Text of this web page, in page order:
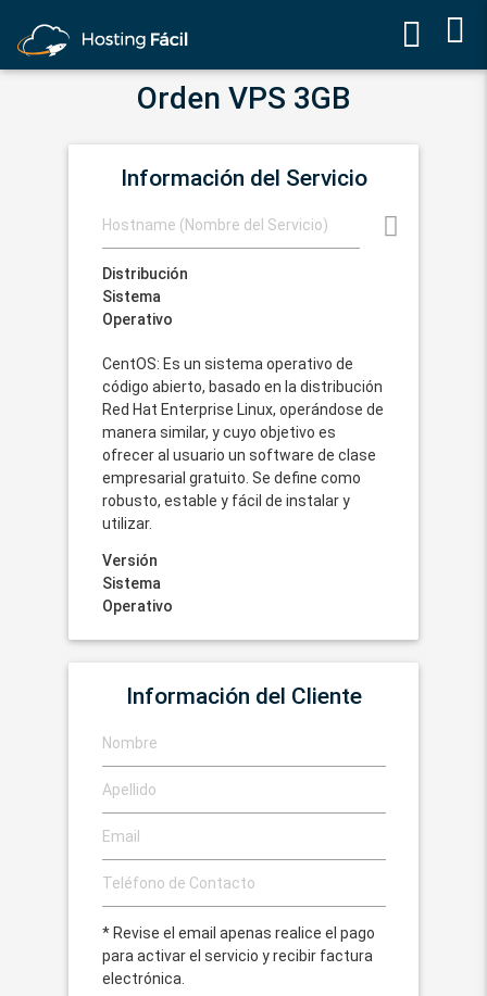
Orden VPS 3GB
Información del Servicio
Distribución
Sistema
Operativo
CentOS: Es un sistema operativo de
código abierto, basado en la distribución
Red Hat Enterprise Linux, operándose de
manera similar, y cuyo objetivo es
ofrecer al usuario un software de clase
empresarial gratuito. Se define como
robusto, estable y fácil de instalar y
utilizar.
Versión
Sistema
Operativo
Información del Cliente
* Revise el email apenas realice el pago
para activar el servicio y recibir factura
electrónica.